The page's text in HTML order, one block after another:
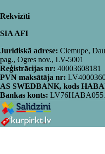
Rekvizīti
SIA AFI
Juridiskā adrese: Ciemupe,
pag., Ogres nov., LV-5001
Reģistrācijas nr: 40003608181
PVN maksātāja nr:
AS SWEDBANK, kods
Bankas konts: